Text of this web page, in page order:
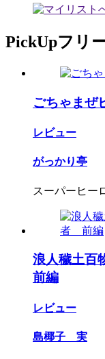
PickUpフリ
ごちゃまぜ
レビュー
がっかり亭
スーパーヒー
浪人穢土
前編
レビュー
島椰子 実